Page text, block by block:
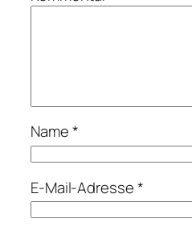
Name*
E-Mail-Adresse*